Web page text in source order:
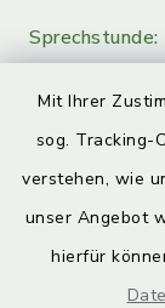
Mit Ihrer
sog. Tracking-
verstehen, wie
unser Angebot
hierfür
Sprechstunde:
Landkreis